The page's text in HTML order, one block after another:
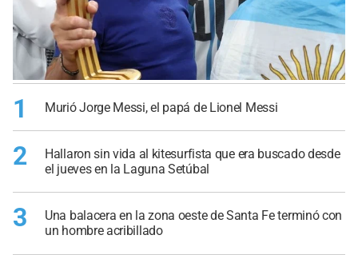
1 Murió Jorge Messi, el papá de Lionel Messi
2
Hallaron sin vida al kitesurfista que era buscado desde
el jueves en la Laguna Setúbal
3
Una balacera en la zona oeste de Santa Fe terminó con
un hombre acribillado